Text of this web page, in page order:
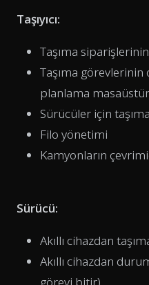
Taşıyıcı:
Taşıma
Taşıma
planlama
Sürücüler için
Filo yönetimi
Kamyonların
Sürücü:
Akıllı cihazdan
Akıllı cihazdan
görevi bitir)